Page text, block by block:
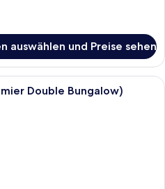
auswählen und Preise sehen
Ein Zimmer mit einem weißen
Double Bungalow)